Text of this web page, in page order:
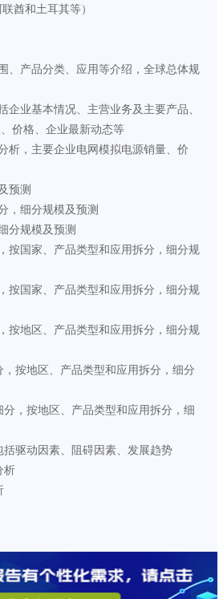
联酋和土耳其等）
价格、企业最新动态等
预测
分，细分规模及预测
细分规模及预测
包括驱动因素、阻碍因素、发展趋势
析